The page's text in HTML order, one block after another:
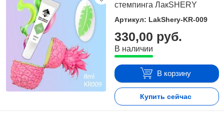
стемпинга ЛакSHERY
Артикул: LakShery-KR-009
330,00 руб.
В наличии
В корзину
Купить сейчас